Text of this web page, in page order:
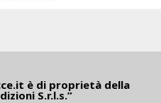
è di proprietà della
S.r.l.s.”